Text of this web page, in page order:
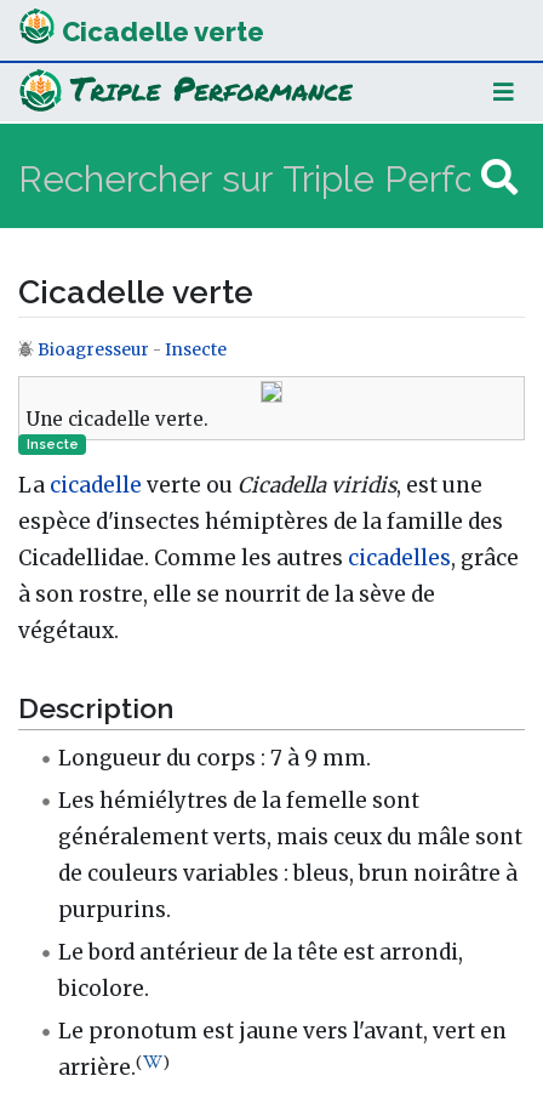
Cicadelle verte
Cicadelle verte
Aller à :navigation,rechercher
Bioagresseur - Insecte
Une cicadelle verte.
Insecte
La cicadelle verte ou Cicadella viridis, est une
espèce d'insectes hémiptères de la famille des
Cicadellidae. Comme les autres cicadelles, grâce
à son rostre, elle se nourrit de la sève de
végétaux.
Description
Longueur du corps : 7 à 9 mm.
Les hémiélytres de la femelle sont
généralement verts, mais ceux du mâle sont
de couleurs variables : bleus, brun noirâtre à
purpurins.
Le bord antérieur de la tête est arrondi,
bicolore.
Le pronotum est jaune vers l'avant, vert en
arrière.( )